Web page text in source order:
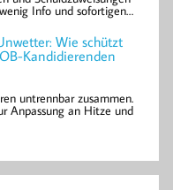
Info und sofortigen…
Wie schützt
Kandidierenden
untrennbar zusammen.
Anpassung an Hitze und